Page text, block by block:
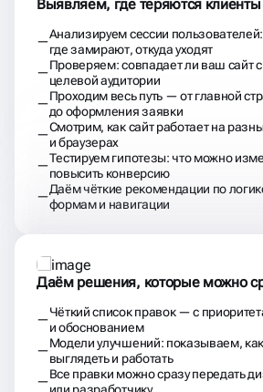
Выявляем, где теряются клиенты
Анализируем сессии
где замирают, откуда уходят
Проверяем: совпадает ли ваш сайт
целевой аудитории
Проходим весь путь — от главной
до оформления заявки
Смотрим, как сайт работает на
и браузерах
Тестируем гипотезы: что можно
повысить конверсию
Даём чёткие рекомендации по
формам и навигации
Даём решения, которые можно
Чёткий список правок — с
и обоснованием
Модели улучшений: показываем, как
выглядеть и работать
Все правки можно сразу передать
или разработчику